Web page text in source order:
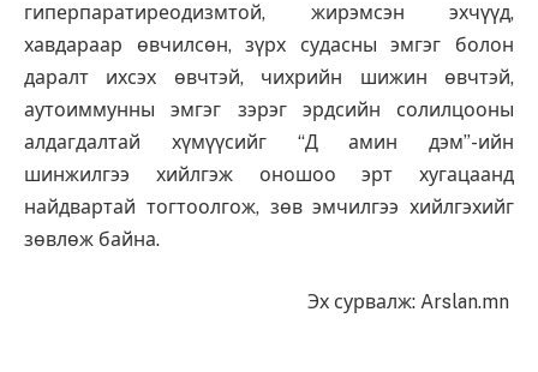
гиперпаратиреодизмтой, жирэмсэн эхчүүд,
хавдараар өвчилсөн, зүрх судасны эмгэг болон
даралт ихсэх өвчтэй, чихрийн шижин өвчтэй,
аутоиммунны эмгэг зэрэг эрдсийн солилцооны
алдагдалтай хүмүүсийг “Д амин дэм”-ийн
шинжилгээ хийлгэж оношоо эрт хугацаанд
найдвартай тогтоолгож, зөв эмчилгээ хийлгэхийг
зөвлөж байна.
Эх сурвалж: Arslan.mn